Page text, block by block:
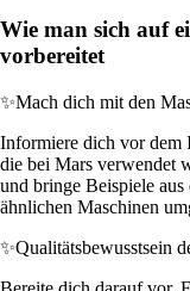
Wie man sich auf
vorbereitet
✨Mach dich mit den
Informiere dich vor dem
die bei Mars verwendet
und bringe Beispiele
ähnlichen Maschinen
✨Qualitätsbewusstsein